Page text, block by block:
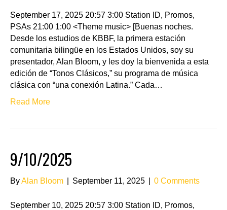
September 17, 2025 20:57 3:00 Station ID, Promos,
PSAs 21:00 1:00 <Theme music> [Buenas noches.
Desde los estudios de KBBF, la primera estación
comunitaria bilingüe en los Estados Unidos, soy su
presentador, Alan Bloom, y les doy la bienvenida a esta
edición de “Tonos Clásicos,” su programa de música
clásica con “una conexión Latina.” Cada…
Read More
9/10/2025
ByAlan Bloom September 11, 2025 0 Comments
September 10, 2025 20:57 3:00 Station ID, Promos,